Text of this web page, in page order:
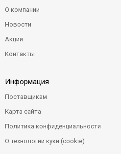
О компании
Новости
Акции
Контакты
Информация
Поставщикам
Карта сайта
Политика конфиденциальности
О технологии куки (cookie)